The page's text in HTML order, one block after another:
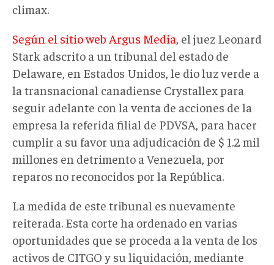
climax.
Según el sitio web Argus Media , el juez Leonard
Stark adscrito a un tribunal del estado de
Delaware, en Estados Unidos, le dio luz verde a
la transnacional canadiense Crystallex para
seguir adelante con la venta de acciones de la
empresa la referida filial de PDVSA, para hacer
cumplir a su favor una adjudicación de $ 1.2 mil
millones en detrimento a Venezuela, por
reparos no reconocidos por la República.
La medida de este tribunal es nuevamente
reiterada. Esta corte ha ordenado en varias
oportunidades que se proceda a la venta de los
activos de CITGO y su liquidación, mediante